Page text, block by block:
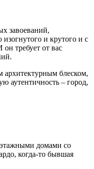
завоеваний,
и крутого и с
требует от вас
архитектурным блеском,
аутентичность – город,
домами со
когда-то бывшая